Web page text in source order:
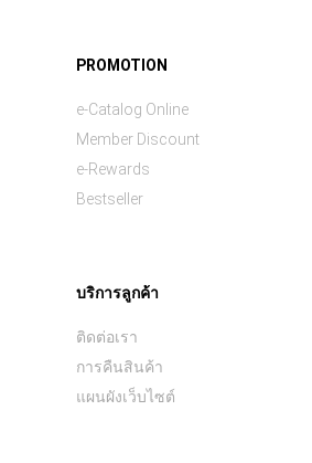
PROMOTION
e-Catalog Online
Member Discount
e-Rewards
Bestseller
บริการลูกค้า
ติดต่อเรา
การคืนสินค้า
แผนผังเว็บไซต์